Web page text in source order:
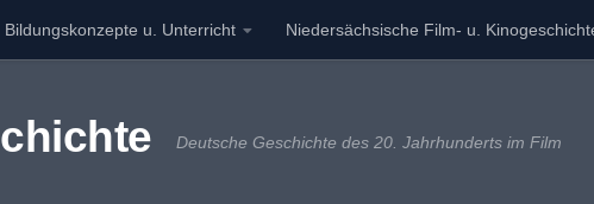
Bildungskonzepte u. Unterricht Niedersächsische Film- u.
Deutsche Geschichte des 20. Jahrhunderts im Film